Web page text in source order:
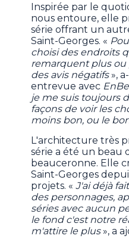
Inspirée par le
nous entoure, elle
série offrant un
Saint-Georges. «
choisi des endroits
remarquent plus ou
des avis négatifs»,
entrevue avec
je me suis toujours
façons de voir les
moins bon, ou le
L'architecture très
série a été un beau
beauceronne. Elle
Saint-Georges
projets. « J'ai déjà
des personnages,
séries avec aucun
le fond c'est notre
m'attire le plus», a